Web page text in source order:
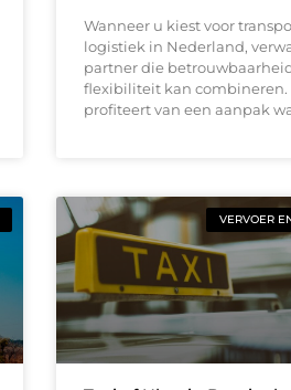
Wanneer u kiest voor
logistiek in Nederland,
partner die
flexibiliteit kan combineren.
profiteert van een aanpak
VERVOER